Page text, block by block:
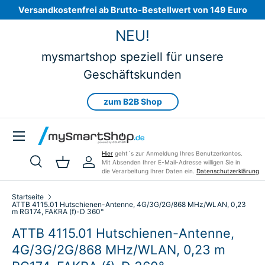
Direkt zum Inhalt
Versandkostenfrei ab Brutto-Bestellwert von 149 Euro
NEU!
mysmartshop speziell für unsere
Geschäftskunden
zum B2B Shop
Suchen
Art
SucheEinkaufskorb
Einloggen
Hier geht´s zur Anmeldung Ihres Benutzerkontos.
Mit Absenden Ihrer E-Mail-Adresse willigen Sie in
die Verarbeitung Ihrer Daten ein. Datenschutzerklärung
Menü
Startseite
ATTB 4115.01 Hutschienen-Antenne, 4G/3G/2G/868 MHz/WLAN, 0,23
m RG174, FAKRA (f)-D 360°
ATTB 4115.01 Hutschienen-Antenne,
4G/3G/2G/868 MHz/WLAN, 0,23 m